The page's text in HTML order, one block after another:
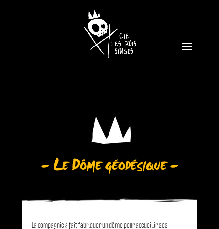
– Le Dôme géodésique –
La compagnie a fait fabriquer un dôme pour accueillir ses